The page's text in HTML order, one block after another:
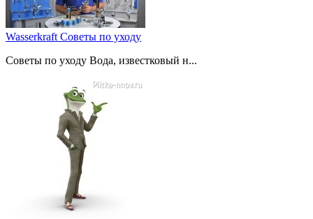
Wasserkraft Советы по уходу
Советы по уходу Вода, известковый н...